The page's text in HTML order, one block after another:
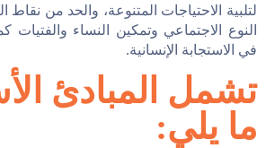
لتلبية الاحتياجات المتنوعة، والحد من
النوع الاجتماعي وتمكين النساء
في الاستجابة الإنسانية.
تشمل المبادئ
ما يلي: